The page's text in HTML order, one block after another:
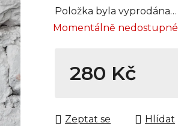
Položka byla vyprodána…
Momentálně nedostupné
280 Kč
Zeptat se Hlídat